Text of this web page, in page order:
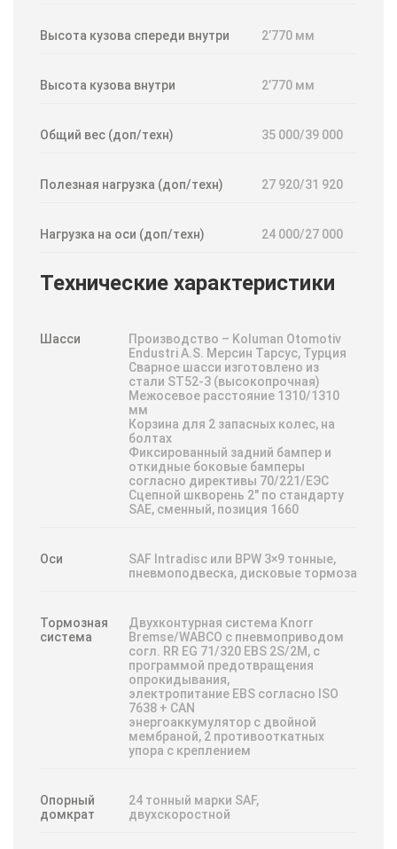
Высота кузова спереди внутри 2’770 мм
Высота кузова внутри 2’770 мм
Общий вес (доп/техн) 35 000/39 000
Полезная нагрузка (доп/техн) 27 920/31 920
Нагрузка на оси (доп/техн) 24 000/27 000
Технические характеристики
Шасси
Производство – Koluman Otomotiv
Endustri A.S. Мерсин Тарсус, Турция
Сварное шaсси изготовлено из
стали ST52-3 (высокопрочная)
Межосевое расстояние 1310/1310
мм
Корзинa для 2 зaпaсных колес, нa
болтaх
Фиксированный задний бампер и
откидные боковые бамперы
согласно директивы 70/221/ЕЭС
Сцепной шкворень 2″ по стандарту
SАЕ, сменный, позиция 1660
Оси
SAF Intradisc или BPW 3×9 тонные,
пневмоподвеска, дисковые тормоза
Тормозная
система
Двухконтурная системa Knorr
Bremse/WABCO с пневмоприводом
согл. RR ЕG 71/320 ЕBS 2S/2М, с
программой предотвращения
опрокидывания,
электропитание ЕBS согласно ISО
7638 + CАN
энергоаккумулятор с двойной
мембраной, 2 противооткaтных
упорa с креплением
Опорный
домкрат
24 тонный марки SAF,
двухскоростной